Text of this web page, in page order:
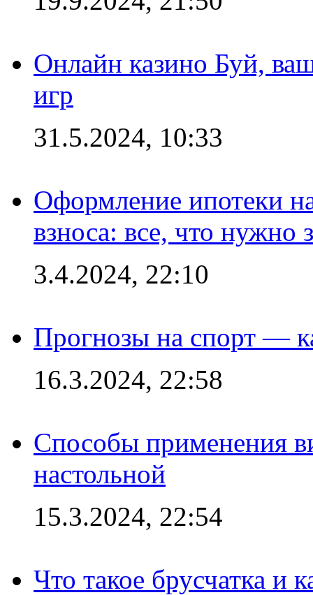
Онлайн казино Буй,
игр
31.5.2024, 10:33
Оформление ипотеки
взноса: все, что нужно
3.4.2024, 22:10
Прогнозы на спорт —
16.3.2024, 22:58
Способы применения
настольной
15.3.2024, 22:54
Что такое брусчатка и